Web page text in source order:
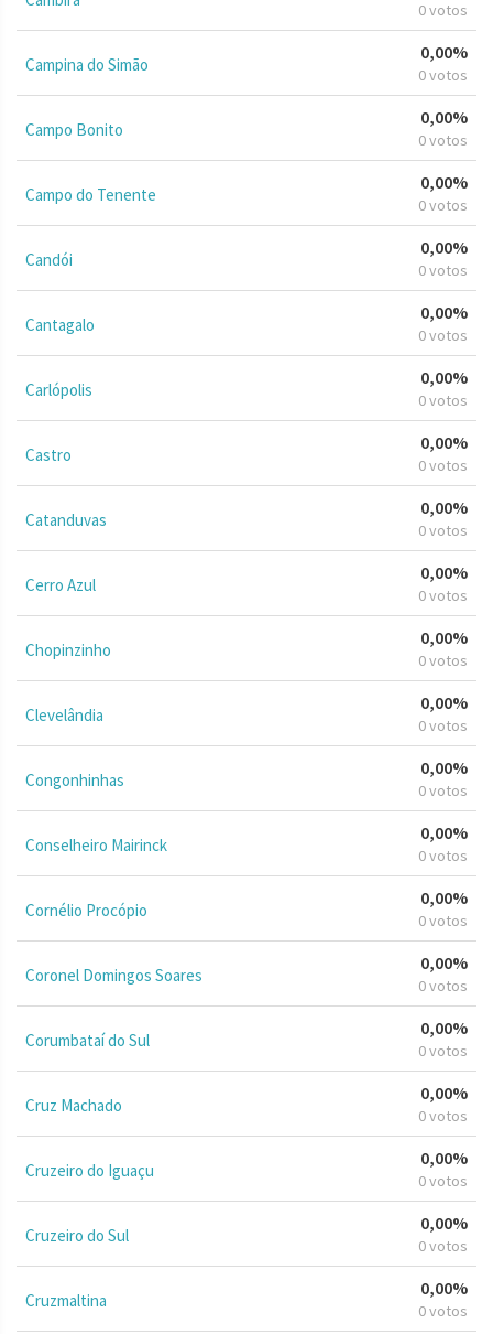
0 votos
Campina do Simão
0,00%
0 votos
Campo Bonito
0,00%
0 votos
Campo do Tenente
0,00%
0 votos
Candói
0,00%
0 votos
Cantagalo
0,00%
0 votos
Carlópolis
0,00%
0 votos
Castro
0,00%
0 votos
Catanduvas
0,00%
0 votos
Cerro Azul
0,00%
0 votos
Chopinzinho
0,00%
0 votos
Clevelândia
0,00%
0 votos
Congonhinhas
0,00%
0 votos
Conselheiro Mairinck
0,00%
0 votos
Cornélio Procópio
0,00%
0 votos
Coronel Domingos Soares
0,00%
0 votos
Corumbataí do Sul
0,00%
0 votos
Cruz Machado
0,00%
0 votos
Cruzeiro do Iguaçu
0,00%
0 votos
Cruzeiro do Sul
0,00%
0 votos
Cruzmaltina
0,00%
0 votos